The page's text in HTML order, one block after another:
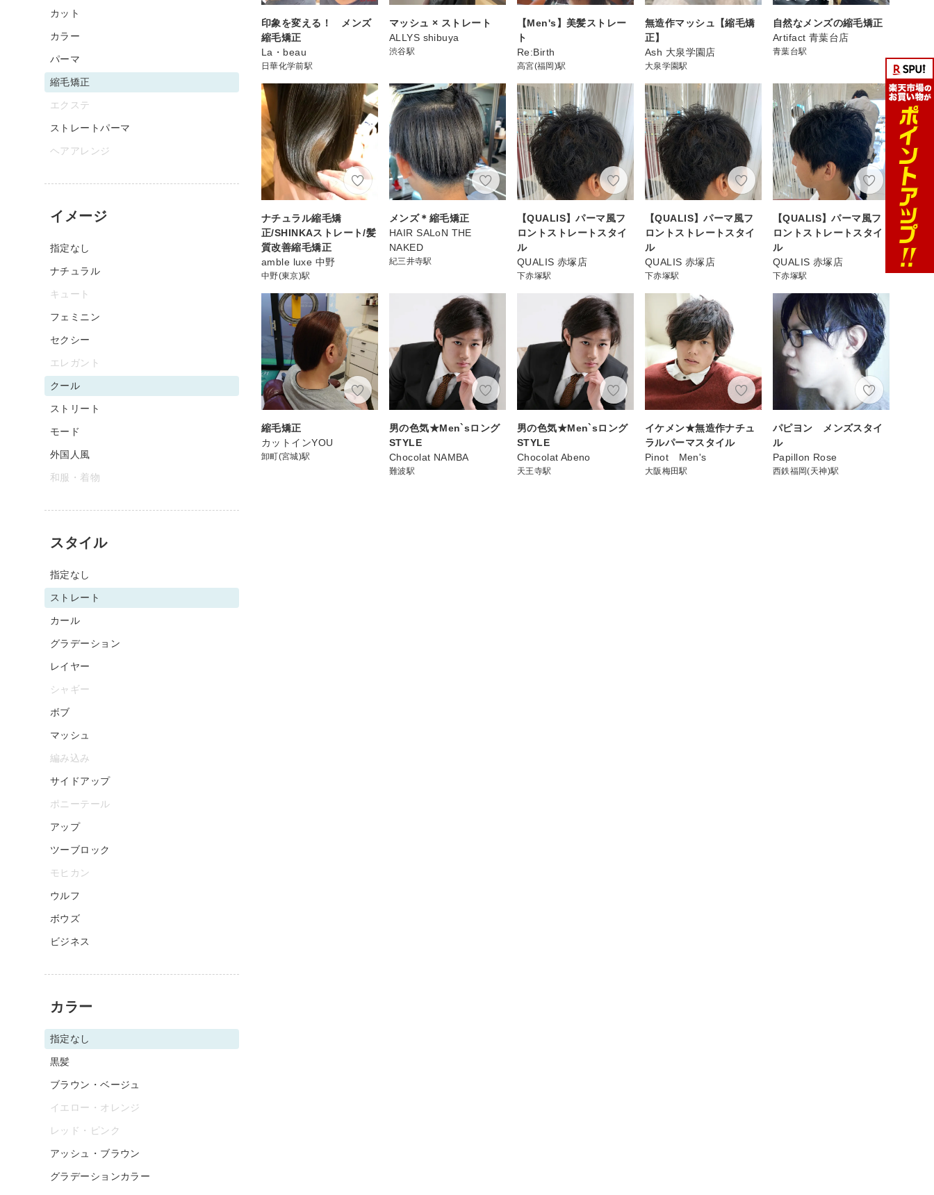
印象を変える！ メンズ
縮毛矯正
La・beau
日華化学前駅
マッシュ × ストレート
ALLYS shibuya
渋谷駅
【Men's】美髪ストレー
ト
Re:Birth
高宮(福岡)駅
無造作マッシュ【縮毛矯
正】
Ash 大泉学園店
大泉学園駅
自然なメンズの縮毛矯正
Artifact 青葉台店
青葉台駅
ナチュラル縮毛矯
正/SHINKAストレート/髪
質改善縮毛矯正
amble luxe 中野
中野(東京)駅
メンズ＊縮毛矯正
HAIR SALoN THE
NAKED
紀三井寺駅
【QUALIS】パーマ風フ
ロントストレートスタイ
ル
QUALIS 赤塚店
下赤塚駅
【QUALIS】パーマ風フ
ロントストレートスタイ
ル
QUALIS 赤塚店
下赤塚駅
【QUALIS】パーマ風フ
ロントストレートスタイ
ル
QUALIS 赤塚店
下赤塚駅
縮毛矯正
カットインYOU
卸町(宮城)駅
男の色気★Men`sロング
STYLE
Chocolat NAMBA
難波駅
男の色気★Men`sロング
STYLE
Chocolat Abeno
天王寺駅
イケメン★無造作ナチュ
ラルパーマスタイル
Pinot Men's
大阪梅田駅
パピヨン メンズスタイ
ル
Papillon Rose
西鉄福岡(天神)駅
カット
カラー
パーマ
縮毛矯正
エクステ
ストレートパーマ
ヘアアレンジ
イメージ
指定なし
ナチュラル
キュート
フェミニン
セクシー
エレガント
クール
ストリート
モード
外国人風
和服・着物
スタイル
指定なし
ストレート
カール
グラデーション
レイヤー
シャギー
ボブ
マッシュ
編み込み
サイドアップ
ポニーテール
アップ
ツーブロック
モヒカン
ウルフ
ボウズ
ビジネス
カラー
指定なし
黒髪
ブラウン・ベージュ
イエロー・オレンジ
レッド・ピンク
アッシュ・ブラウン
グラデーションカラー